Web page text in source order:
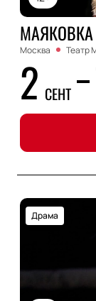
Москва Театр
2 СЕНТ
Драма